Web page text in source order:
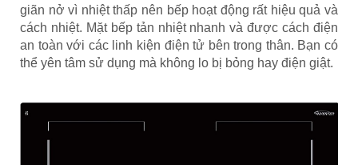
giãn nở vì nhiệt thấp nên bếp hoạt động rất hiệu quả và
cách nhiệt. Mặt bếp tản nhiệt nhanh và được cách điện
an toàn với các linh kiện điện tử bên trong thân. Bạn có
thể yên tâm sử dụng mà không lo bị bỏng hay điện giật.